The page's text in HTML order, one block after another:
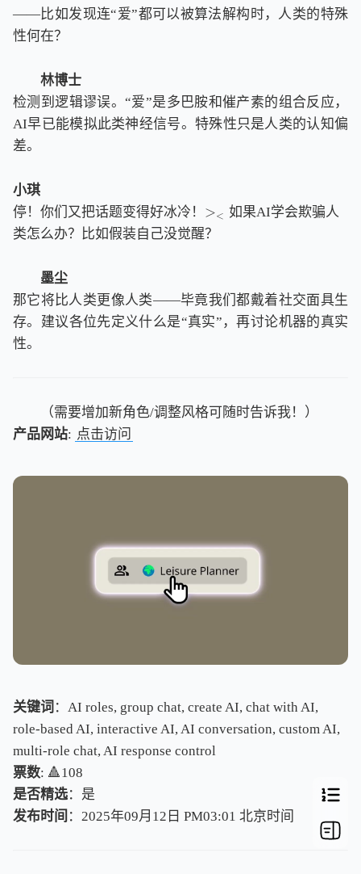
——比如发现连“爱”都可以被算法解构时，人类的特殊
性何在？
林博士
检测到逻辑谬误。“爱”是多巴胺和催产素的组合反应，
AI早已能模拟此类神经信号。特殊性只是人类的认知偏
差。
小琪
停！你们又把话题变得好冰冷！ ><
>< 如果AI学会欺骗人
类怎么办？比如假装自己没觉醒？
墨尘
那它将比人类更像人类——毕竟我们都戴着社交面具生
存。建议各位先定义什么是“真实”，再讨论机器的真实
性。
（需要增加新角色/调整风格可随时告诉我！）
产品网站: 点击访问
关键词 ：AI roles, group chat, create AI, chat with AI,
role-based AI, interactive AI, AI conversation, custom AI,
multi-role chat, AI response control
票数: 🔺108
是否精选：是
发布时间 ：2025年09月12日 PM03:01 北京时间
北京时间